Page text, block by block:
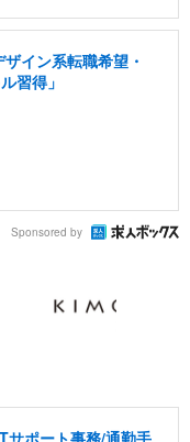
イン系転職希望・
習得」
Sponsored by
サポート事務/通勤手